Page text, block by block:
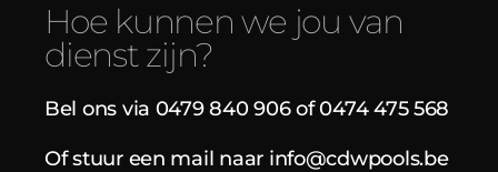
Hoe kunnen we jou van
dienst zijn?
Bel ons via 0479 840 906 of 0474 475 568
Of stuur een mail naar info@cdwpools.be